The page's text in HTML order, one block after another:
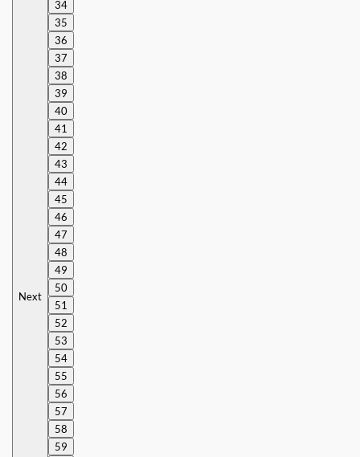
Next
34
35
36
37
38
39
40
41
42
43
44
45
46
47
48
49
50
51
52
53
54
55
56
57
58
59